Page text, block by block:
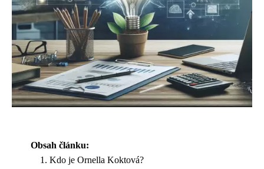
Obsah článku:
Kdo je Ornella Koktová?